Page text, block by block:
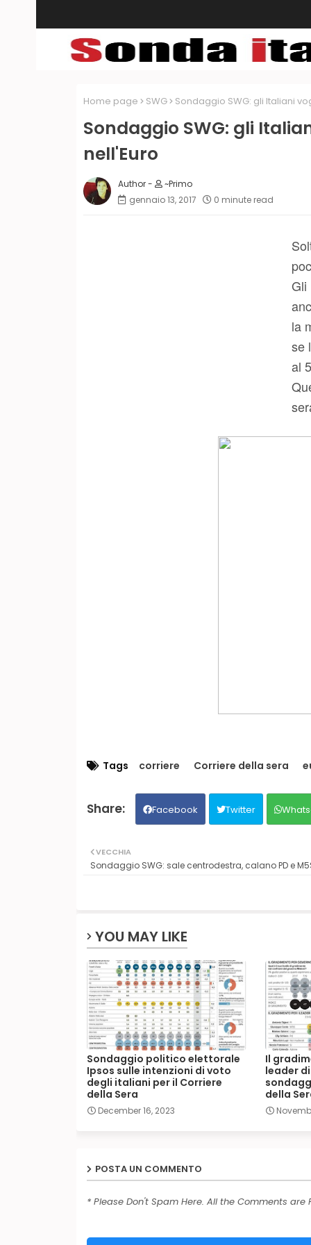
Home page SWG Sondaggio SWG: gli Italiani
Sondaggio SWG: gli
nell'Euro
~Primo
gennaio 13, 2017
0 minute read
la
se
al
Tags corriere Corriere della sera
Facebook Twitter
VECCHIA
Sondaggio SWG: sale centrodestra, calano PD e
YOU MAY LIKE
Sondaggio politico elettorale
Ipsos sulle intenzioni di voto
degli italiani per il Corriere
della Sera
December 16, 2023
Il
leader
della
POSTA UN COMMENTO
* Please Don't Spam Here. All the Comments are